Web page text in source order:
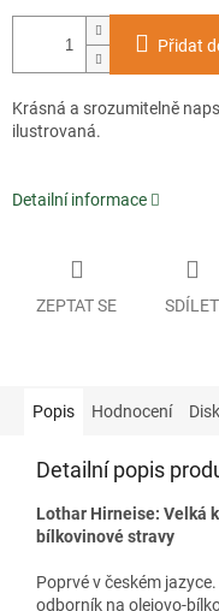
Přidat
Krásná a srozumitelně
ilustrovaná.
Detailní informace
ZEPTAT SE SDÍLET
Popis Hodnocení
Detailní popis
Lothar Hirneise: Velká
bílkovinové stravy
Poprvé v českém
odborník na olejovo-